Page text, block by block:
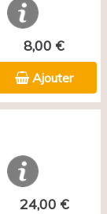
8,00 €
Ajouter
24,00 €